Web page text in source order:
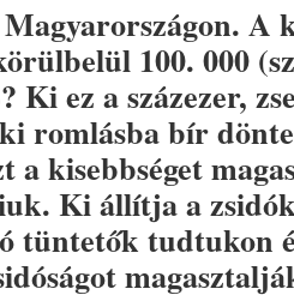
A
100. 000
Ki ez a százezer,
romlásba bír
kisebbséget
Ki állítja a
tüntetők tudtukon